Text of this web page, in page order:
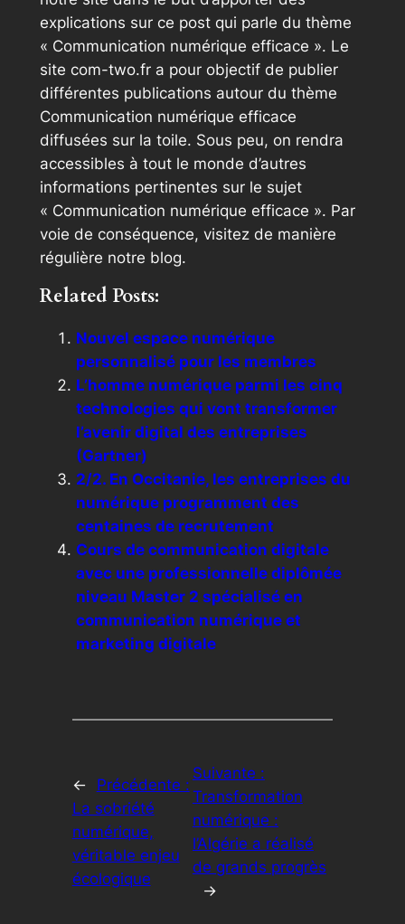
explications sur ce post qui parle du thème
« Communication numérique efficace ». Le
site com-two.fr a pour objectif de publier
différentes publications autour du thème
Communication numérique efficace
diffusées sur la toile. Sous peu, on rendra
accessibles à tout le monde d’autres
informations pertinentes sur le sujet
« Communication numérique efficace ». Par
voie de conséquence, visitez de manière
régulière notre blog.
Related Posts:
Nouvel espace numérique
personnalisé pour les membres
L’homme numérique parmi les cinq
technologies qui vont transformer
l’avenir digital des entreprises
(Gartner)
2/2. En Occitanie, les entreprises du
numérique programment des
centaines de recrutement
Cours de communication digitale
avec une professionnelle diplômée
niveau Master 2 spécialisé en
communication numérique et
marketing digitale
←
Précédente :
La sobriété
numérique,
véritable enjeu
écologique
Suivante :
Transformation
numérique :
l’Algérie a réalisé
de grands progrès
→